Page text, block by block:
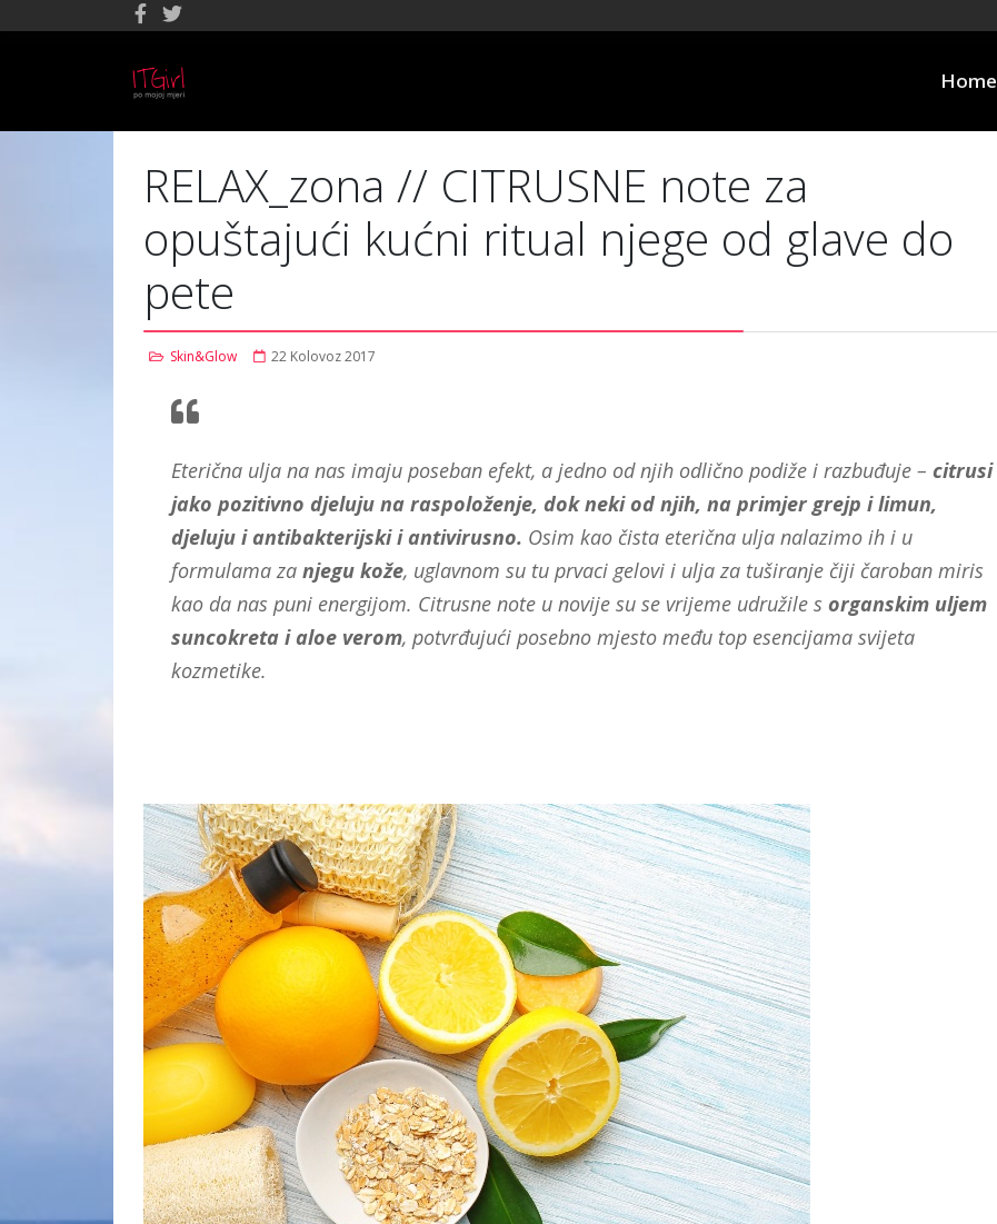
Home
RELAX_zona // CITRUSNE note za
opuštajući kućni ritual njege od glave do
pete
Skin&Glow 22 Kolovoz 2017
Eterična ulja na nas imaju poseban efekt, a jedno od njih odlično podiže i razbuđuje – citrusi
jako pozitivno djeluju na raspoloženje, dok neki od njih, na primjer grejp i limun,
djeluju i antibakterijski i antivirusno. Osim kao čista eterična ulja nalazimo ih i u
formulama za njegu kože, uglavnom su tu prvaci gelovi i ulja za tuširanje čiji čaroban miris
kao da nas puni energijom. Citrusne note u novije su se vrijeme udružile s organskim uljem
suncokreta i aloe verom, potvrđujući posebno mjesto među top esencijama svijeta
kozmetike.